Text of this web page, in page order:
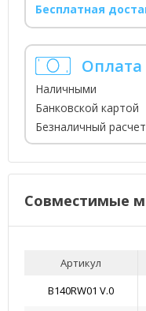
Бесплатная
Оплата
Наличными
Банковской картой
Безналичный расчет
Совместимые
Артикул
B140RW01 V.0